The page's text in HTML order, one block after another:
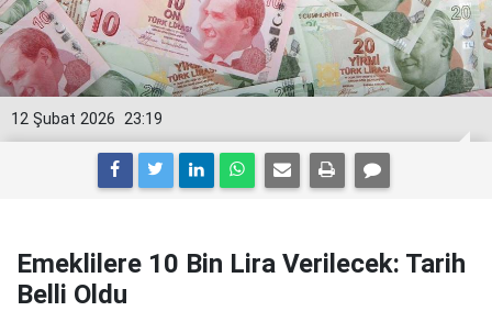
23:19
12 Şubat 2026
Emeklilere 10 Bin Lira Verilecek: Tarih
Belli Oldu